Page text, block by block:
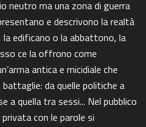
neutro ma una zona di guerra
e descrivono la realtà
la edificano o la abbattono, la
ce la offrono come
antica e micidiale che
da quelle politiche a
a quella tra sessi... Nel pubblico
con le parole si